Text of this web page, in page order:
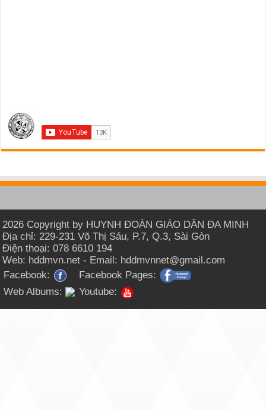
2026 Copyright by HUYNH ĐOÀN GIÁO DÂN ĐA MINH
Địa chỉ: 229-231 Võ Thị Sáu, P.7, Q.3, Sài Gòn
Điện thoại: 078 6610 194
Web: hddmvn.net - Email: hddmvnnet@gmail.com
Facebook:
Facebook Pages:
Web Albums:
Youtube: